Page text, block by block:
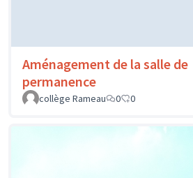
Aménagement de la salle de
permanence
collège Rameau
0 0